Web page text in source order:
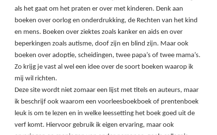
als het gaat om het praten er over met kinderen. Denk aan
boeken over oorlog en onderdrukking, de Rechten van het kind
en mens. Boeken over ziektes zoals kanker en aids en over
beperkingen zoals autisme, doof zijn en blind zijn. Maar ook
boeken over adoptie, scheidingen, twee papa’s of twee mama’s.
Zo krijg je vast al wel een idee over de soort boeken waarop ik
mij wil richten.
Deze site wordt niet zomaar een lijst met titels en auteurs, maar
ik beschrijf ook waarom een voorleesboekboek of prentenboek
leuk is om te lezen en in welke leessetting het boek goed uit de
verf komt. Hiervoor gebruik ik eigen ervaring, maar ook